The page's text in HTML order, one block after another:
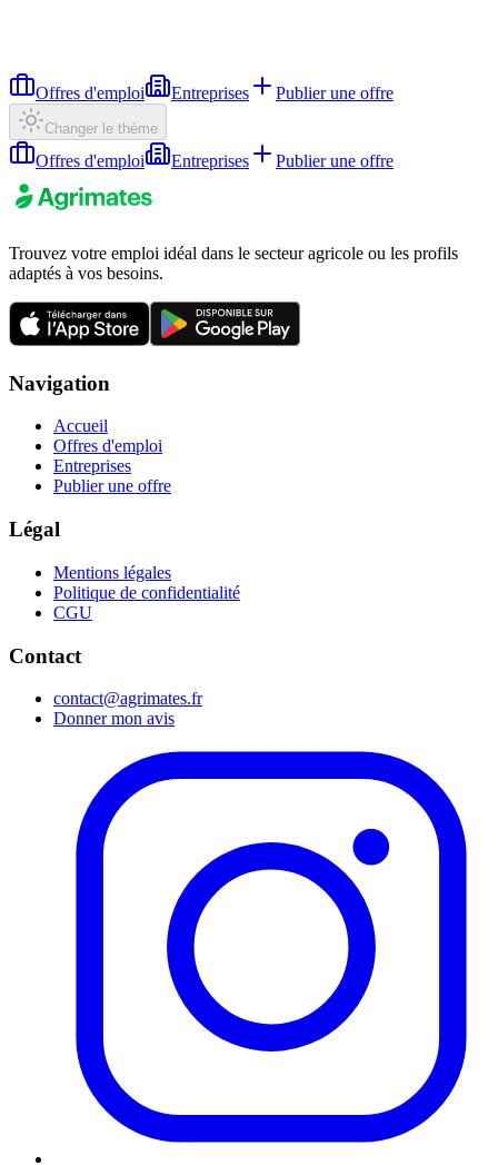
Offres d'emploi Entreprises Publier une offre
Changer le thème
Offres d'emploi Entreprises Publier une offre
Trouvez votre emploi idéal dans le secteur agricole ou les profils
adaptés à vos besoins.
Navigation
Accueil
Offres d'emploi
Entreprises
Publier une offre
Légal
Mentions légales
Politique de confidentialité
CGU
Contact
contact@agrimates.fr
Donner mon avis